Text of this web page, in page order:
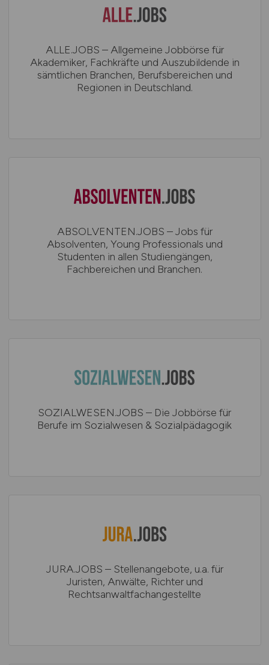
ALLE.JOBS – Allgemeine Jobbörse für
Akademiker, Fachkräfte und Auszubildende in
sämtlichen Branchen, Berufsbereichen und
Regionen in Deutschland.
ABSOLVENTEN.JOBS – Jobs für
Absolventen, Young Professionals und
Studenten in allen Studiengängen,
Fachbereichen und Branchen.
SOZIALWESEN.JOBS – Die Jobbörse für
Berufe im Sozialwesen & Sozialpädagogik
JURA.JOBS – Stellenangebote, u.a. für
Juristen, Anwälte, Richter und
Rechtsanwaltfachangestellte